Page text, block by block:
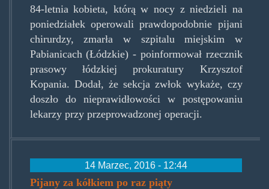
84-letnia kobieta, którą w nocy z niedzieli na
poniedziałek operowali prawdopodobnie pijani
chirurdzy, zmarła w szpitalu miejskim w
Pabianicach (Łódzkie) - poinformował rzecznik
prasowy łódzkiej prokuratury Krzysztof
Kopania. Dodał, że sekcja zwłok wykaże, czy
doszło do nieprawidłowości w postępowaniu
lekarzy przy przeprowadzonej operacji.
14 Marzec, 2016 - 12:44
Pijany za kółkiem po raz piąty